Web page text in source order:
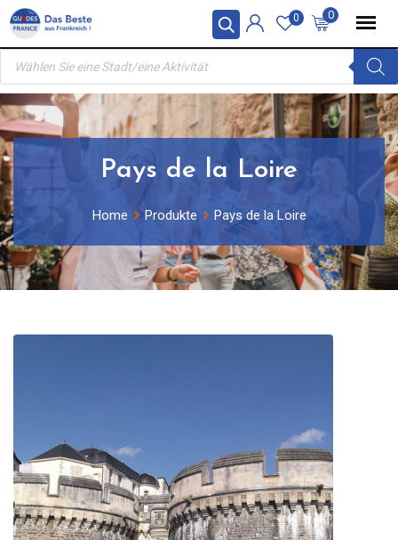
Skip
content
0
0
Products
search
Pays de la Loire
Home Produkte Pays de la Loire